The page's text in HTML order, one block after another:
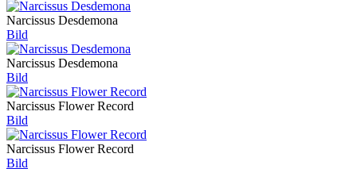
Narcissus Desdemona
Bild
Narcissus Desdemona
Bild
Narcissus Flower Record
Bild
Narcissus Flower Record
Bild